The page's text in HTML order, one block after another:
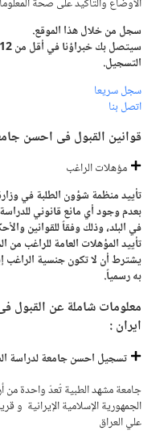
سجل من خلال هذا الموقع.
التسجيل.
سجل سريعا
اتصل بنا
قوانين القبول فی احسن
مؤهلات الراغب
تأييد منظمة شؤون الطلبة في
بعدم وجود أي مانع قانوني
في البلد، وذلك وفقاً للقوانين
تأييد المؤهلات العامة للراغب من
يشترط أن لا تكون جنسية الراغب
به رسمياً.
معلومات شاملة عن
ايران :
تسجيل احسن جامعة لدراسة
جامعة مشهد الطبية تُعدّ واحدة من
الجمهورية الإسلامية الإيرانية و
علي العراق